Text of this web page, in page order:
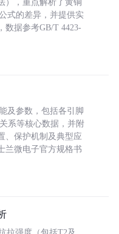
），重点解析了黄铜
式的差异，并提供实
数据参考GB/T 4423-
及参数，包括各引脚
系等核心数据，并附
、保护机制及典型应
兰微电子官方规格书